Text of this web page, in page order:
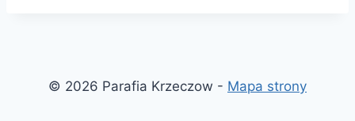
© 2026 Parafia Krzeczow - Mapa strony